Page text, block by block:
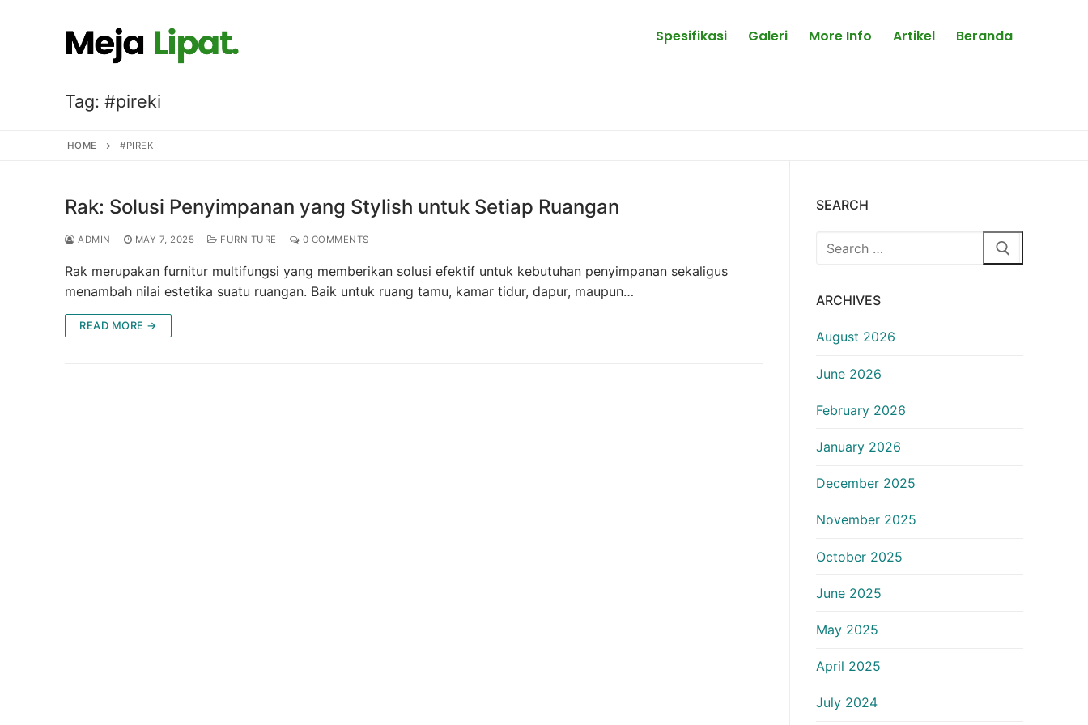
Spesifikasi Galeri More Info Artikel Beranda
Tag: #pireki
HOME #PIREKI
Rak: Solusi Penyimpanan yang Stylish untuk Setiap Ruangan
ADMIN MAY 7, 2025 FURNITURE 0 COMMENTS
Rak merupakan furnitur multifungsi yang memberikan solusi efektif untuk kebutuhan penyimpanan sekaligus
menambah nilai estetika suatu ruangan. Baik untuk ruang tamu, kamar tidur, dapur, maupun…
READ MORE →
SEARCH
Search
ARCHIVES
August 2026
June 2026
February 2026
January 2026
December 2025
November 2025
October 2025
June 2025
May 2025
April 2025
July 2024